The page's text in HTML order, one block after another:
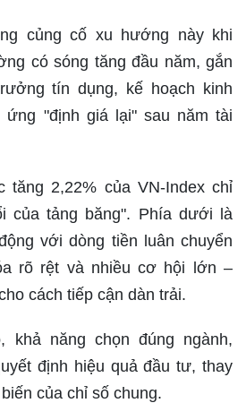
củng cố xu hướng này khi
có sóng tăng đầu năm, gắn
tín dụng, kế hoạch kinh
ứng "định giá lại" sau năm tài
tăng 2,22% của VN-Index chỉ
của tảng băng". Phía dưới là
với dòng tiền luân chuyển
rõ rệt và nhiều cơ hội lớn –
cách tiếp cận dàn trải.
khả năng chọn đúng ngành,
định hiệu quả đầu tư, thay
của chỉ số chung.